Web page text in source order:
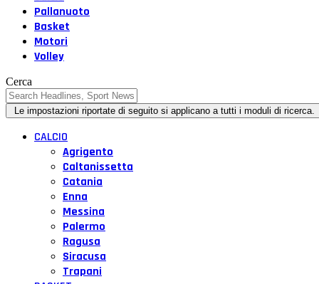
Pallanuoto
Basket
Motori
Volley
Cerca
CALCIO
Agrigento
Caltanissetta
Catania
Enna
Messina
Palermo
Ragusa
Siracusa
Trapani